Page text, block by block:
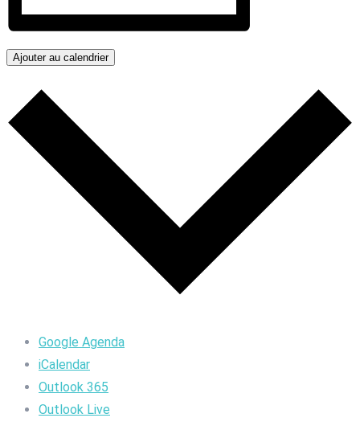
Ajouter au calendrier
Google Agenda
iCalendar
Outlook 365
Outlook Live